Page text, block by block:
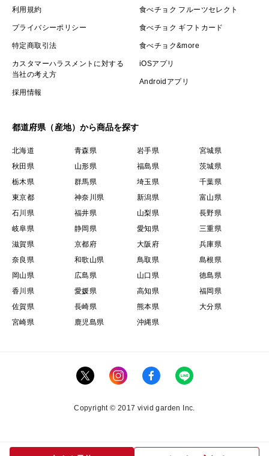
利用規約
プライバシーポリシー
特定商取引法
カスタマーハラスメントに対する
当社の考え方
採用情報
食べチョク フルーツセレクト
食べチョク ギフトカード
食べチョク&more
iOSアプリ
Androidアプリ
都道府県（産地）から商品を探す
北海道 青森県 岩手県
宮城県
秋田県
山形県 福島県
茨城県
栃木県
群馬県 埼玉県
千葉県
東京都
神奈川県 新潟県
富山県
石川県
福井県 山梨県
長野県
岐阜県
静岡県 愛知県
三重県
滋賀県
京都府 大阪府
兵庫県
奈良県
和歌山県 鳥取県
島根県
岡山県
広島県 山口県
徳島県
香川県
愛媛県 高知県
福岡県
佐賀県
長崎県 熊本県
大分県
宮崎県
鹿児島県 沖縄県
Copyright © 2017 vivid garden Inc.